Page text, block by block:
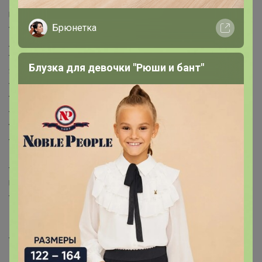
Ürün Özellikleri
* Renk
Açık Gri Melanj
* Fit
Slim
* Tip
Triko
* Yaka Tip
Yarım Balıkçı
* Desen
* Kol Boyu
Uzun Kol
* Cinsiyet
* Boy
Брюнетка
Блузка для девочки "Рюши и бант"